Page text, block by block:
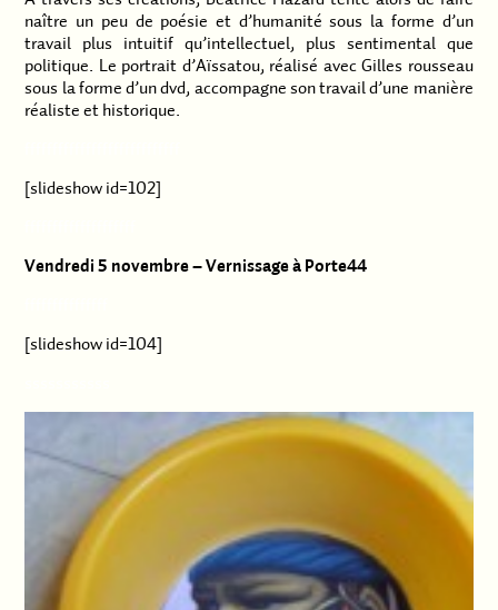
naître un peu de poésie et d’humanité sous la forme d’un
travail plus intuitif qu’intellectuel, plus sentimental que
politique. Le portrait d’Aïssatou, réalisé avec Gilles rousseau
sous la forme d’un dvd, accompagne son travail d’une manière
réaliste et historique.
[slideshow id=102]
Vendredi 5 novembre – Vernissage à Porte44
[slideshow id=104]